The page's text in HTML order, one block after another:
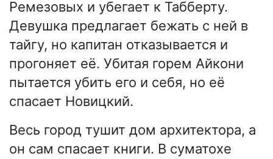
Ремезовых и убегает к Табберту.
Девушка предлагает бежать с ней в
тайгу, но капитан отказывается и
прогоняет её. Убитая горем Айкони
пытается убить его и себя, но её
спасает Новицкий.
Весь город тушит дом архитектора, а
он сам спасает книги. В суматохе